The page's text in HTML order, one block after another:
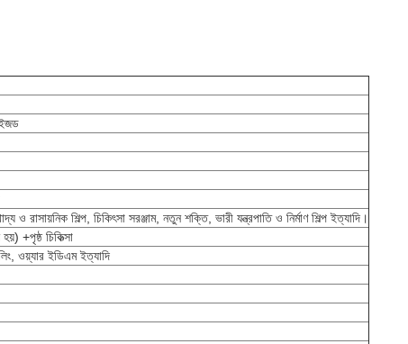
শিল্প, চিকিৎসা সরঞ্জাম, নতুন শক্তি, ভারী যন্ত্রপাতি ও নির্মাণ শিল্প ইত্যাদি।
+পৃষ্ঠ চিকিত্সা
ওয়্যার ইডিএম ইত্যাদি